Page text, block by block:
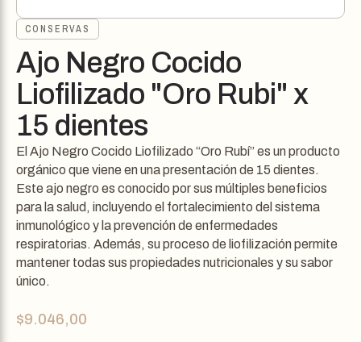
CONSERVAS
Ajo Negro Cocido
Liofilizado "Oro Rubi" x
15 dientes
El Ajo Negro Cocido Liofilizado “Oro Rubí” es un producto
orgánico que viene en una presentación de 15 dientes.
Este ajo negro es conocido por sus múltiples beneficios
para la salud, incluyendo el fortalecimiento del sistema
inmunológico y la prevención de enfermedades
respiratorias. Además, su proceso de liofilización permite
mantener todas sus propiedades nutricionales y su sabor
único.
$9.046,00